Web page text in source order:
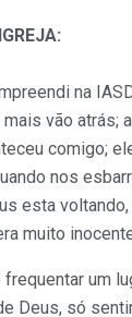
na
mais vão atrás;
comigo;
nos
esta
muito
um
Deus, só